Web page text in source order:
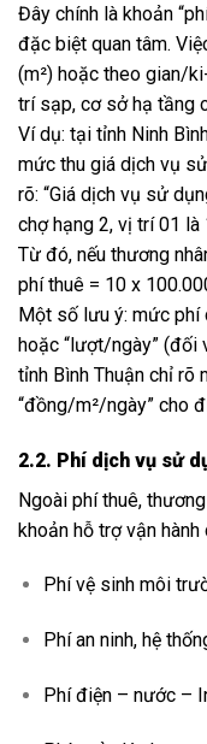
Đây chính là khoản
đặc biệt quan tâm.
(m²) hoặc theo gian/
trí sạp, cơ sở hạ tầng
Ví dụ: tại tỉnh Ninh
mức thu giá dịch vụ
rõ: “Giá dịch vụ sử
chợ hạng 2, vị trí 01
Từ đó, nếu thương
phí thuê = 10 x
Một số lưu ý: mức phí
hoặc “lượt/ngày” (đối
tỉnh Bình Thuận chỉ rõ
“đồng/m²/ngày” cho
2.2. Phí dịch vụ sử
Ngoài phí thuê,
khoản hỗ trợ vận hành
Phí vệ sinh môi
Phí an ninh, hệ
Phí điện – nước –